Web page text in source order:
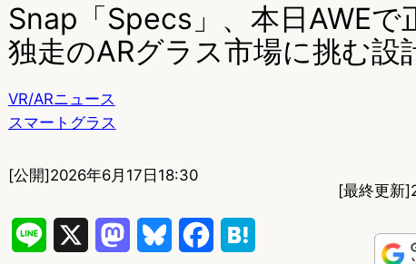
Snap「Specs」、本日AWEで
独走のARグラス市場に挑む設
VR/ARニュース
スマートグラス
[公開]2026年6月17日18:30
[最終更新]